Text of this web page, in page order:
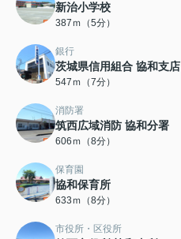
新治小学校
387ｍ（5分）
銀行
茨城県信用組合 協和支店
547ｍ（7分）
消防署
筑西広域消防 協和分署
606ｍ（8分）
保育園
協和保育所
633ｍ（8分）
市役所・区役所